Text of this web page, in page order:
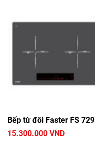
Bếp từ đôi Faster FS 729I
15.300.000 VND